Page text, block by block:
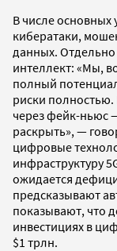
В числе основных
кибератаки,
данных.
интеллект: «Мы,
полный
риски
через фейк-ньюс
раскрыть», —
цифровые
инфраструктуру
ожидается
предсказывают
показывают, что
инвестициях в
$1 трлн.